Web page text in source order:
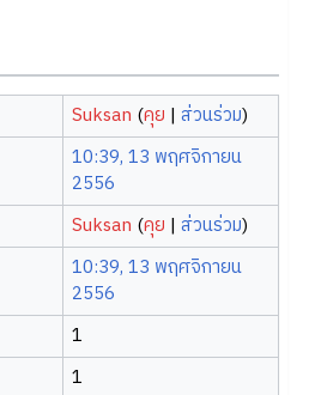
Suksan (คุย |ส่วนร่วม)
10:39, 13 พฤศจิกายน
2556
Suksan (คุย |ส่วนร่วม)
10:39, 13 พฤศจิกายน
2556
1
1